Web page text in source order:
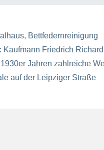
Bettfedernreinigung
Kaufmann Friedrich
Jahren zahlreiche
auf der Leipziger Straße